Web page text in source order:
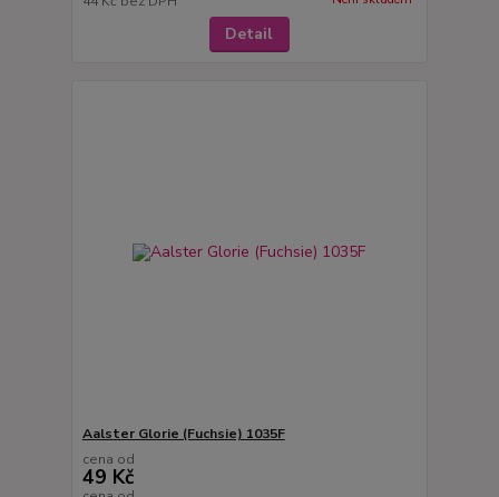
Detail
Aalster Glorie (Fuchsie) 1035F
cena od
49 Kč